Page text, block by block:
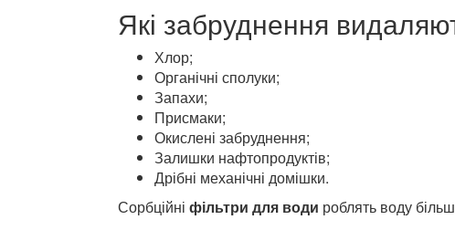
Які забруднення
Хлор;
Органічні сполуки;
Запахи;
Присмаки;
Окислені забруднення;
Залишки нафтопродуктів;
Дрібні механічні домішки.
Сорбційні фільтри для води роблять воду